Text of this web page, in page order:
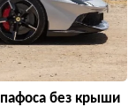
без крыши